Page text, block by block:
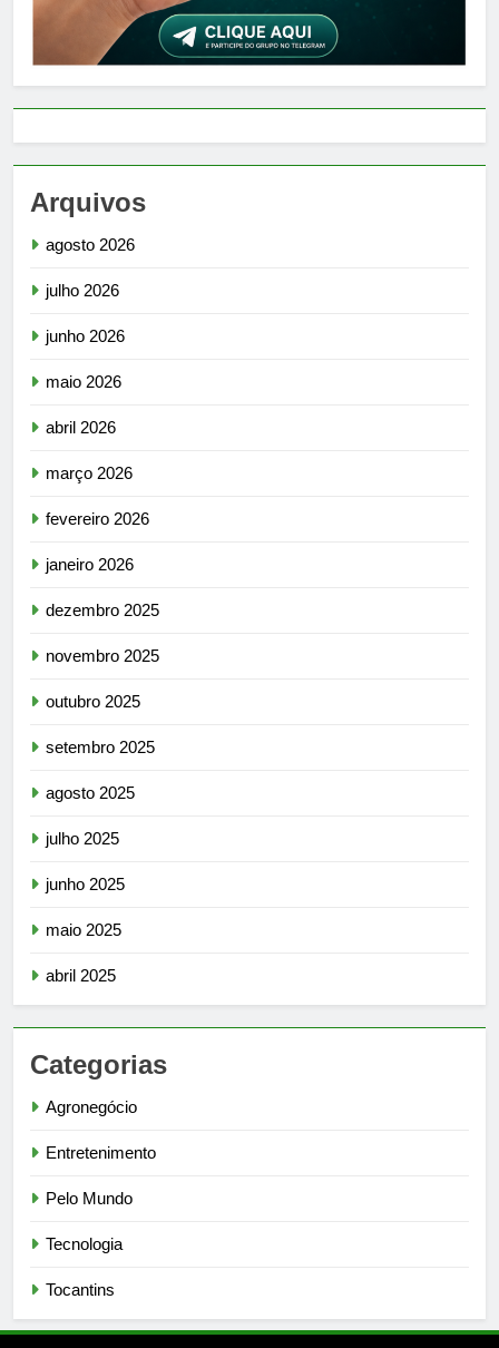
Arquivos
agosto 2026
julho 2026
junho 2026
maio 2026
abril 2026
março 2026
fevereiro 2026
janeiro 2026
dezembro 2025
novembro 2025
outubro 2025
setembro 2025
agosto 2025
julho 2025
junho 2025
maio 2025
abril 2025
Categorias
Agronegócio
Entretenimento
Pelo Mundo
Tecnologia
Tocantins